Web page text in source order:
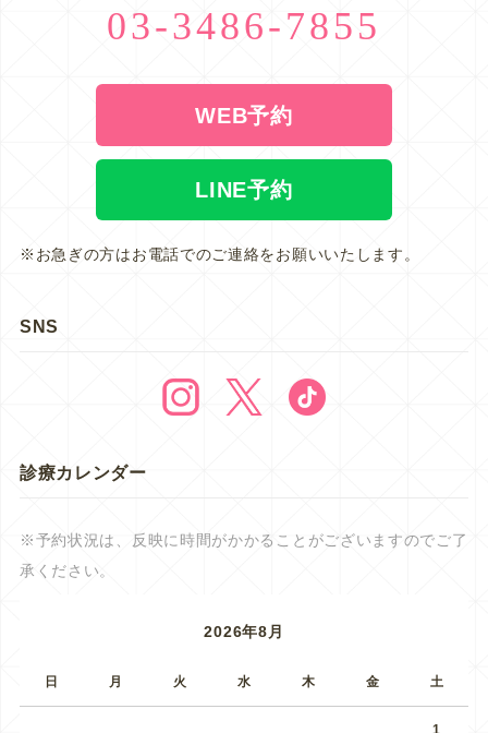
03-3486-7855
WEB予約
LINE予約
※お急ぎの方はお電話でのご連絡をお願いいたします。
SNS
診療カレンダー
※予約状況は、反映に時間がかかることがございますのでご了
承ください。
2026年8月
日 月 火 水 木 金 土
1